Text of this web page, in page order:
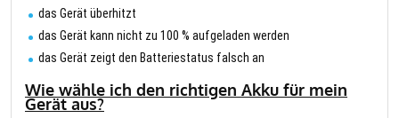
das Gerät überhitzt
das Gerät kann nicht zu 100 % aufgeladen werden
das Gerät zeigt den Batteriestatus falsch an
Wie wähle ich den richtigen Akku für mein
Gerät aus?